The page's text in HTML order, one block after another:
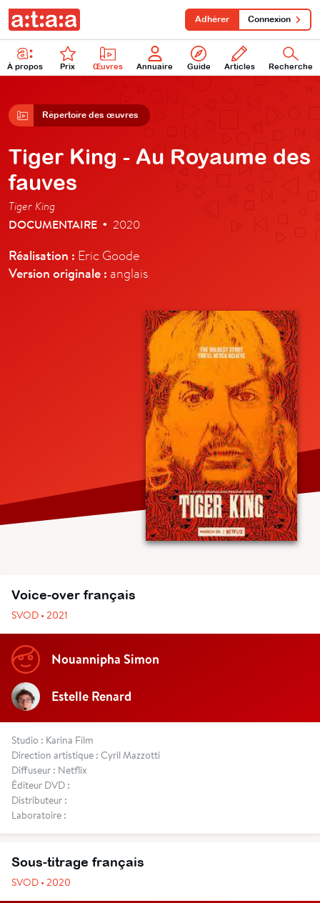
À propos Prix Œuvres Annuaire Guide Articles Recherche
Adhérer Connexion
Répertoire des œuvres
Tiger King - Au Royaume des
fauves
Tiger King
DOCUMENTAIRE • 2020
Réalisation : Eric Goode
Version originale : anglais
Voice-over français
SVOD • 2021
Nouannipha Simon
Estelle Renard
Studio : Karina Film
Direction artistique : Cyril Mazzotti
Diffuseur : Netflix
Éditeur DVD :
Distributeur :
Laboratoire :
Sous-titrage français
SVOD • 2020